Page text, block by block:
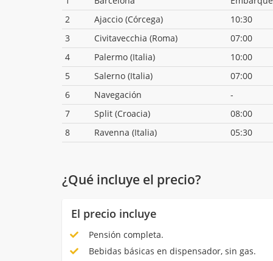
2
Ajaccio (Córcega) 10:30
3
Civitavecchia (Roma) 07:00
4
Palermo (Italia) 10:00
5
Salerno (Italia) 07:00
6
Navegación -
7
Split (Croacia) 08:00
8
Ravenna (Italia) 05:30
¿Qué incluye el precio?
El precio incluye
Pensión completa.
Bebidas básicas en dispensador, sin gas.